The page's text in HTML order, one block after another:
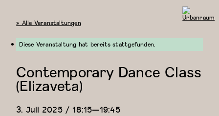
« Alle Veranstaltungen
Diese Veranstaltung hat bereits stattgefunden.
Contemporary Dance Class
(Elizaveta)
3. Juli 2025 / 18:15—19:45